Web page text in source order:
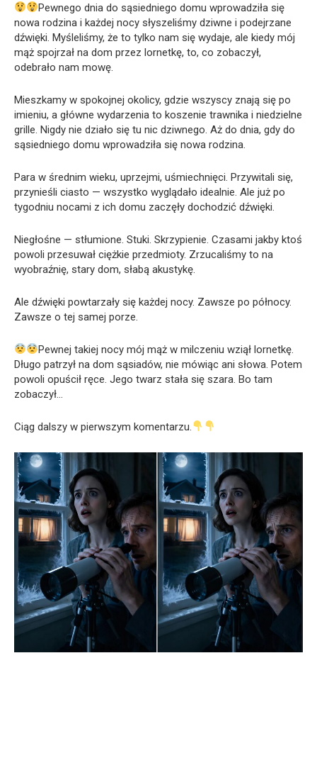
Pewnego dnia do sąsiedniego domu wprowadziła się
nowa rodzina i każdej nocy słyszeliśmy dziwne i podejrzane
dźwięki. Myśleliśmy, że to tylko nam się wydaje, ale kiedy mój
mąż spojrzał na dom przez lornetkę, to, co zobaczył,
odebrało nam mowę.
Mieszkamy w spokojnej okolicy, gdzie wszyscy znają się po
imieniu, a główne wydarzenia to koszenie trawnika i niedzielne
grille. Nigdy nie działo się tu nic dziwnego. Aż do dnia, gdy do
sąsiedniego domu wprowadziła się nowa rodzina.
Para w średnim wieku, uprzejmi, uśmiechnięci. Przywitali się,
przynieśli ciasto — wszystko wyglądało idealnie. Ale już po
tygodniu nocami z ich domu zaczęły dochodzić dźwięki.
Niegłośne — stłumione. Stuki. Skrzypienie. Czasami jakby ktoś
powoli przesuwał ciężkie przedmioty. Zrzucaliśmy to na
wyobraźnię, stary dom, słabą akustykę.
Ale dźwięki powtarzały się każdej nocy. Zawsze po północy.
Zawsze o tej samej porze.
Pewnej takiej nocy mój mąż w milczeniu wziął lornetkę.
Długo patrzył na dom sąsiadów, nie mówiąc ani słowa. Potem
powoli opuścił ręce. Jego twarz stała się szara. Bo tam
zobaczył…
Ciąg dalszy w pierwszym komentarzu.